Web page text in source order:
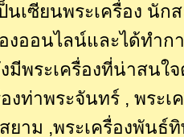
เซียนพระเครื่อง นัก
งออนไลน์และได้ทำก
พระเครื่องที่น่าสนใ
งท่าพระจันทร์ , พระเ
ยาม ,พระเครื่องพันธ์